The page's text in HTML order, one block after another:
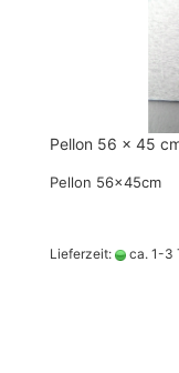
Pellon 56 x 45
Pellon 56x45cm
Lieferzeit: ca. 1-3